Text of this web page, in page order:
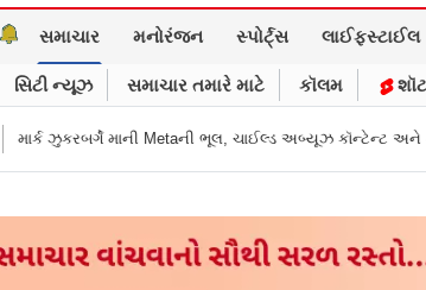
સમાચાર મનોરંજન સ્પોર્ટ્સ લાઈફસ્ટાઈલ
સિટી ન્યૂઝ સમાચાર તમારે માટે કૉલમ
ભૂલ, ચાઈલ્ડ અબ્યૂઝ કૉન્ટેન્ટ અને ડીપફેક પર માગી માફી